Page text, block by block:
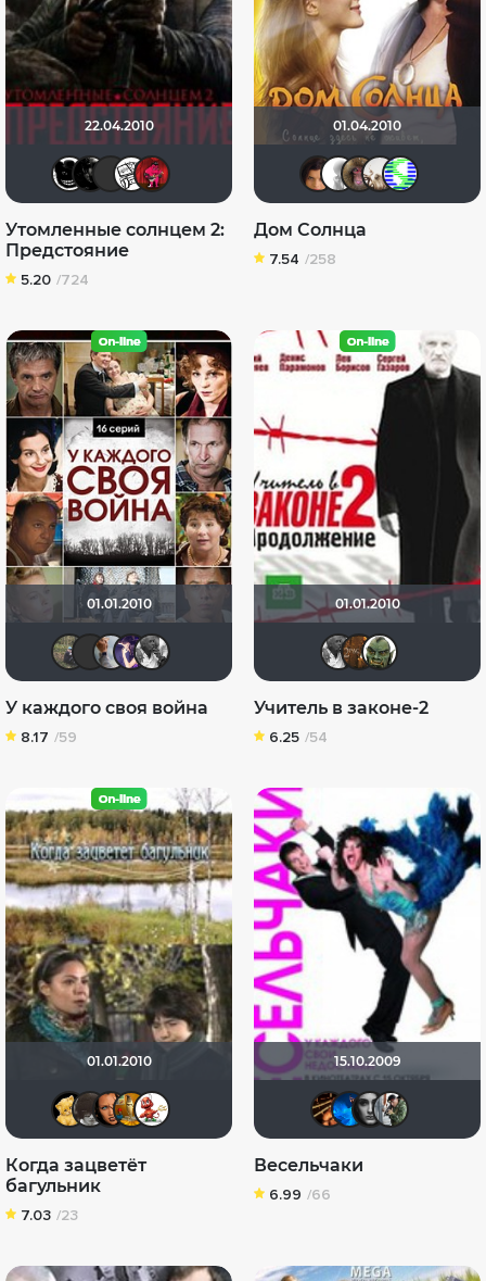
22.04.2010
ТараканищеФАТАЛИСТ
ostrovski1
Утомленные солнцем 2:
Предстояние
5.20 /724
01.04.2010
Conakry
Дом Солнца
7.54 /258
01.01.2010
Илья Зембакинs-pashchenko83
garri196209
У каждого своя война
8.17 /59
01.01.2010
Учитель в законе-2
6.25 /54
01.01.2010
Алина28Фанатка Кино
Katericha
Когда зацветёт
багульник
7.03 /23
15.10.2009
Весельчаки
6.99 /66